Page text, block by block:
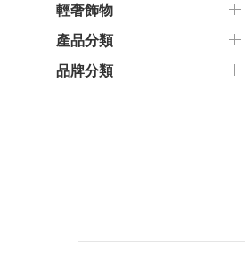
輕奢飾物
產品分類
品牌分類